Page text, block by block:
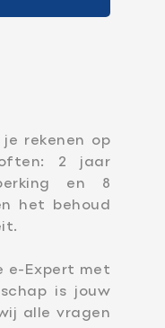
rekenen op
2 jaar
en 8
het behoud
e-Expert met
is jouw
alle vragen